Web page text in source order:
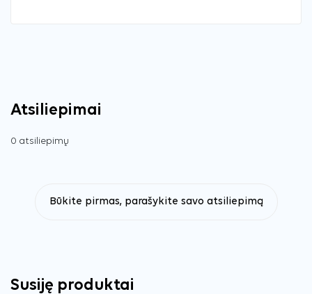
Atsiliepimai
0 atsiliepimų
Būkite pirmas, parašykite savo atsiliepimą
Susiję produktai